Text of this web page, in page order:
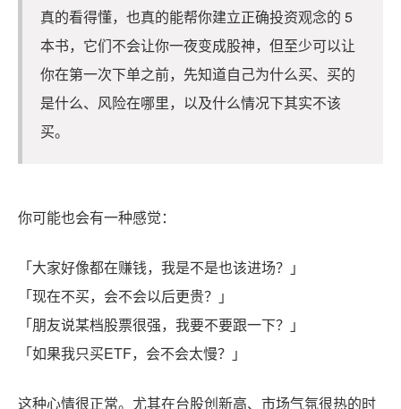
真的看得懂，也真的能帮你建立正确投资观念的 5
本书，它们不会让你一夜变成股神，但至少可以让
你在第一次下单之前，先知道自己为什么买、买的
是什么、风险在哪里，以及什么情况下其实不该
买。
你可能也会有一种感觉：
「大家好像都在赚钱，我是不是也该进场？」
「现在不买，会不会以后更贵？」
「朋友说某档股票很强，我要不要跟一下？」
「如果我只买ETF，会不会太慢？」
这种心情很正常。尤其在台股创新高、市场气氛很热的时